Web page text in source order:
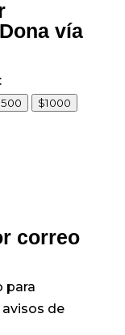
vía
$1000
correo
para
de